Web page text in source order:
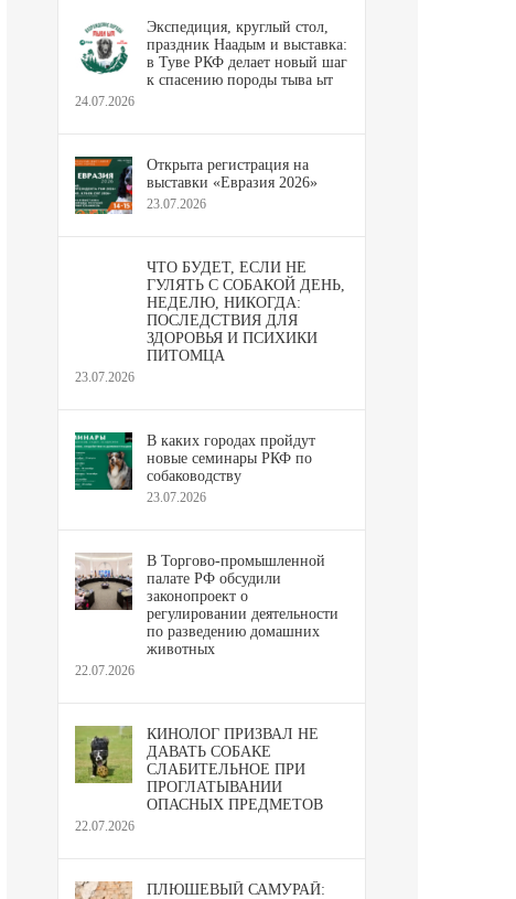
Экспедиция, круглый стол,
праздник Наадым и выставка:
в Туве РКФ делает новый шаг
к спасению породы тыва ыт
24.07.2026
Открыта регистрация на
выставки «Евразия 2026»
23.07.2026
ЧТО БУДЕТ, ЕСЛИ НЕ
ГУЛЯТЬ С СОБАКОЙ ДЕНЬ,
НЕДЕЛЮ, НИКОГДА:
ПОСЛЕДСТВИЯ ДЛЯ
ЗДОРОВЬЯ И ПСИХИКИ
ПИТОМЦА
23.07.2026
В каких городах пройдут
новые семинары РКФ по
собаководству
23.07.2026
В Торгово-промышленной
палате РФ обсудили
законопроект о
регулировании деятельности
по разведению домашних
животных
22.07.2026
КИНОЛОГ ПРИЗВАЛ НЕ
ДАВАТЬ СОБАКЕ
СЛАБИТЕЛЬНОЕ ПРИ
ПРОГЛАТЫВАНИИ
ОПАСНЫХ ПРЕДМЕТОВ
22.07.2026
ПЛЮШЕВЫЙ САМУРАЙ: